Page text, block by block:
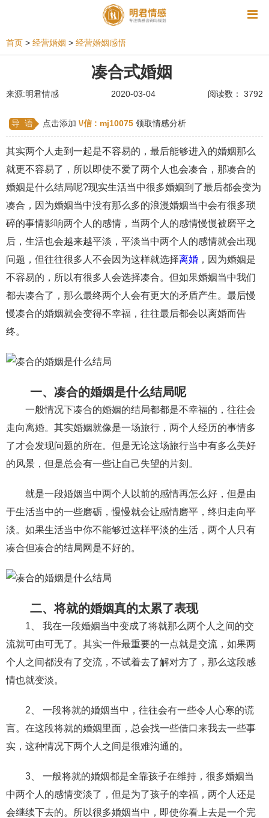
资讯
同性恋 恋爱技巧
挽救婚姻 星座情感 离婚 心情
姻缘测试 分娩
水瓶座男生 摩羯座男生 射手座男生
天蝎座男生 天秤座男生 处女座男生
爱情诗句 狮子座男生 爱情歌曲 爱情图片
爱情小说 巨蟹座男生 爱情电影 双子座男生
不和 金牛座男生 白羊座男生 吵架
财产分割 外遇 分手 第三者 心态
变心 感人 伤感 婚姻问题 脾气
十二生肖 分手复合
异地恋 明星 气质 美妆
挽留前任 避孕 挽回男友 孕妇食谱
挽回老公 产检 家庭暴力 孕中期
经营婚姻 婚姻修复 孕早期
备孕 产后恢复 减肥 月子 婴儿辅食
产妇食谱 同性恋 交往 搭讪 光棍节
首页 > 经营婚姻 > 经营婚姻感悟
凑合式婚姻
来源:明君情感 2020-03-04 阅读数： 3792
导 语 点击添加 \/信 : mj10075 领取情感分析
其实两个人走到一起是不容易的，最后能够进入的婚姻那么
就更不容易了，所以即使不爱了两个人也会凑合，那凑合的
婚姻是什么结局呢?现实生活当中很多婚姻到了最后都会变为
凑合，因为婚姻当中没有那么多的浪漫婚姻当中会有很多琐
碎的事情影响两个人的感情，当两个人的感情慢慢被磨平之
后，生活也会越来越平淡，平淡当中两个人的感情就会出现
问题，但往往很多人不会因为这样就选择离婚 ，因为婚姻是
不容易的，所以有很多人会选择凑合。但如果婚姻当中我们
都去凑合了，那么最终两个人会有更大的矛盾产生。最后慢
慢凑合的婚姻就会变得不幸福，往往最后都会以离婚而告
终。
一、凑合的婚姻是什么结局呢
一般情况下凑合的婚姻的结局都都是不幸福的，往往会
走向离婚。其实婚姻就像是一场旅行，两个人经历的事情多
了才会发现问题的所在。但是无论这场旅行当中有多么美好
的风景，但是总会有一些让自己失望的片刻。
就是一段婚姻当中两个人以前的感情再怎么好，但是由
于生活当中的一些磨砺，慢慢就会让感情磨平，终归走向平
淡。如果生活当中你不能够过这样平淡的生活，两个人只有
凑合但凑合的结局网是不好的。
二、将就的婚姻真的太累了表现
1、 我在一段婚姻当中变成了将就那么两个人之间的交
流就可由可无了。其实一件最重要的一点就是交流，如果两
个人之间都没有了交流，不试着去了解对方了，那么这段感
情也就变淡。
2、 一段将就的婚姻当中，往往会有一些令人心寒的谎
言。在这段将就的婚姻里面，总会找一些借口来我去一些事
实，这种情况下两个人之间是很难沟通的。
3、 一般将就的婚姻都是全靠孩子在维持，很多婚姻当
中两个人的感情变淡了，但是为了孩子的幸福，两个人还是
会继续下去的。所以很多婚姻当中，即使你看上去是一个完